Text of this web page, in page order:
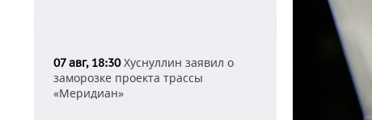
07 авг, 18:30Хуснуллин заявил о
заморозке проекта трассы
«Меридиан»